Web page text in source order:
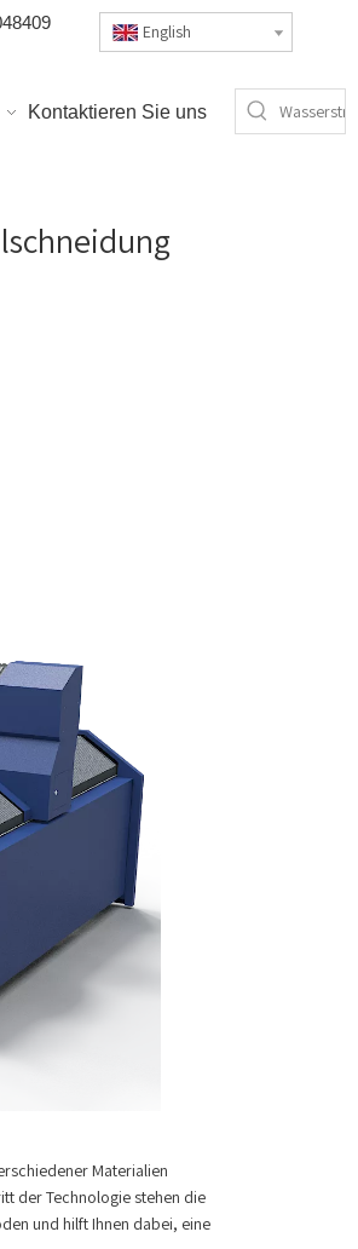
English
Kontaktieren Sie uns
Materialien
der Technologie stehen die
und hilft Ihnen dabei, eine